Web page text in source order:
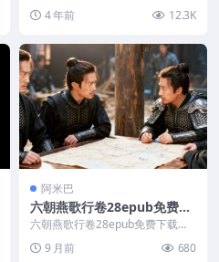
epub，其他网友...
4 年前 12.3K
阿米巴
六朝燕歌行卷28epub免费下
载分析六朝燕歌行第30集风
险
六朝燕歌行卷28epub免费下载见
殿内的生死困局​...
9 月前 680